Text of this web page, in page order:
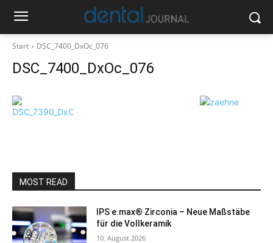
Start DSC_7400_DxOc_076
DSC_7400_DxOc_076
MOST READ
IPS e.max® Zirconia – Neue Maßstäbe
für die Vollkeramik
10. August 2026